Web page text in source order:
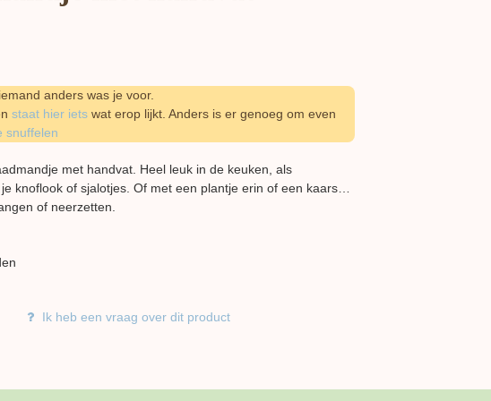
anders was je voor.
staat hier iets wat erop lijkt. Anders is er genoeg om even
snuffelen
met handvat. Heel leuk in de keuken, als
knoflook of sjalotjes. Of met een plantje erin of een kaars…
of neerzetten.
Ik heb een vraag over dit product